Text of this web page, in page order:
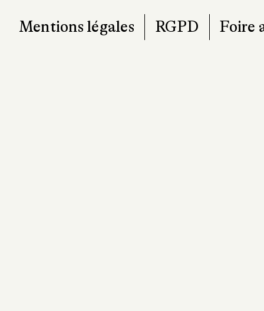
Mentions légales RGPD Foire